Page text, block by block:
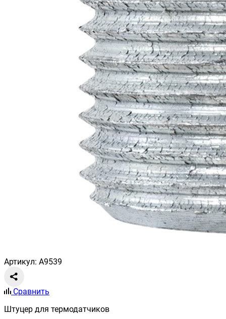
Артикул: A9539
Сравнить
Штуцер для термодатчиков